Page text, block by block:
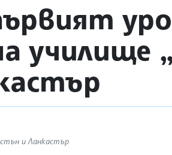
училище
и Ланкастър